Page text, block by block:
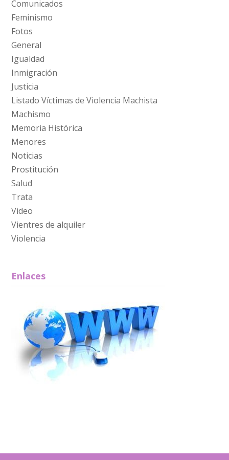
Comunicados
Feminismo
Fotos
General
Igualdad
Inmigración
Justicia
Listado Víctimas de Violencia Machista
Machismo
Memoria Histórica
Menores
Noticias
Prostitución
Salud
Trata
Video
Vientres de alquiler
Violencia
Enlaces